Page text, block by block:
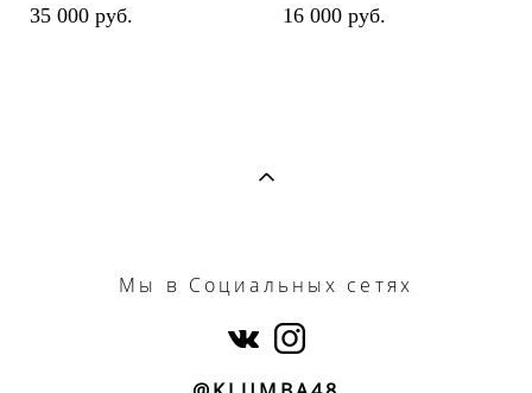
35 000 pуб.
16 000 pуб.
Мы в Социальных сетях